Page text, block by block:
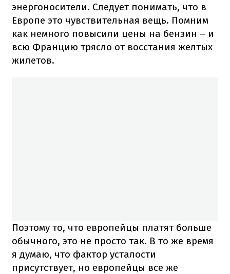
энергоносители. Следует понимать, что в
Европе это чувствительная вещь. Помним
как немного повысили цены на бензин – и
всю Францию трясло от восстания желтых
жилетов.
Поэтому то, что европейцы платят больше
обычного, это не просто так. В то же время
я думаю, что фактор усталости
присутствует, но европейцы все же